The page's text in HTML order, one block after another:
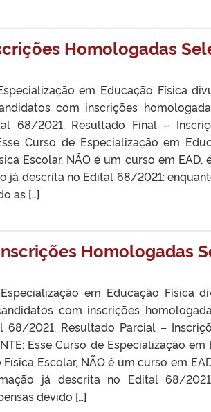
Homologadas
em Educação Física
com inscrições
68/2021. Resultado Final –
Esse Curso de Especialização em
Escolar, NÃO é um curso em EAD,
já descrita no Edital 68/2021:
as […]
Homologadas
em Educação Física
com inscrições
2021. Resultado Parcial –
Esse Curso de Especialização
Escolar, NÃO é um curso em
já descrita no Edital 68/
devido […]